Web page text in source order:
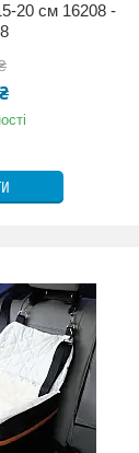
20 см 16208 -